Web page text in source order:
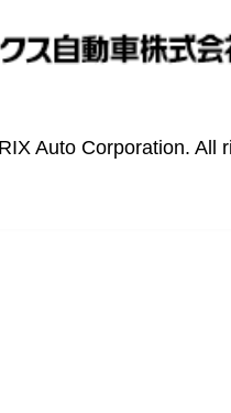
Auto Corporation. All